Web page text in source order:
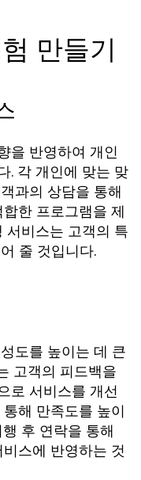
만들기
을 반영하여 개인
. 각 개인에 맞는 맞
과의 상담을 통해
한 프로그램을 제
서비스는 고객의 특
줄 것입니다.
도를 높이는 데 큰
고객의 피드백을
로 서비스를 개선
해 만족도를 높이
후 연락을 통해
스에 반영하는 것